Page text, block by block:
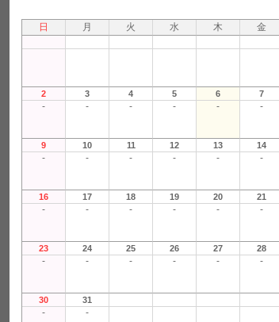
日 月 火 水 木 金
2 3 4 5 6 7
- - - - - -
9 10 11 12 13 14
- - - - - -
16 17 18 19 20 21
- - - - - -
23 24 25 26 27 28
- - - - - -
30 31
- -